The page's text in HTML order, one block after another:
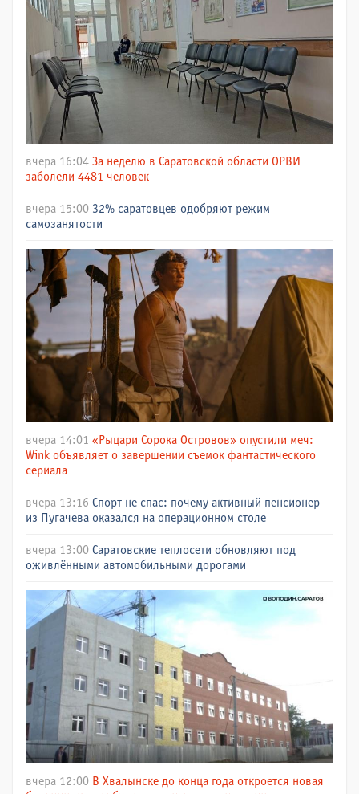
вчера 16:04 За неделю в Саратовской области ОРВИ
заболели 4481 человек
вчера 15:00 32% саратовцев одобряют режим
самозанятости
вчера 14:01 «Рыцари Сорока Островов» опустили меч:
Wink объявляет о завершении съемок фантастического
сериала
вчера 13:16 Спорт не спас: почему активный пенсионер
из Пугачева оказался на операционном столе
вчера 13:00 Саратовские теплосети обновляют под
оживлёнными автомобильными дорогами
вчера 12:00 В Хвалынске до конца года откроется новая